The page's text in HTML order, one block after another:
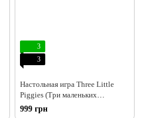
3
3
Настольная игра Three Little
Piggies (Три маленьких
поросенка)
999 грн